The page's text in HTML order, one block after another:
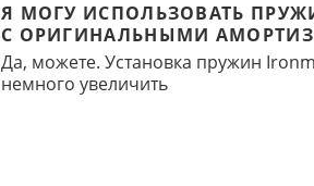
Я МОГУ ИСПОЛЬЗОВАТЬ
С ОРИГИНАЛЬНЫМИ
Да, можете. Установка пружин
немного увеличить